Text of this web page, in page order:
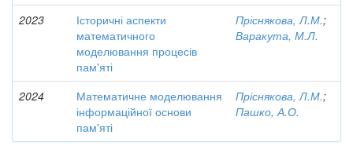
2023
Історичні аспекти
математичного
моделювання процесів
пам'яті
Пріснякова, Л.М.;
Варакута, М.Л.
2024
Математичне моделювання
інформаційної основи
пам'яті
Пріснякова, Л.М.;
Пашко, А.О.